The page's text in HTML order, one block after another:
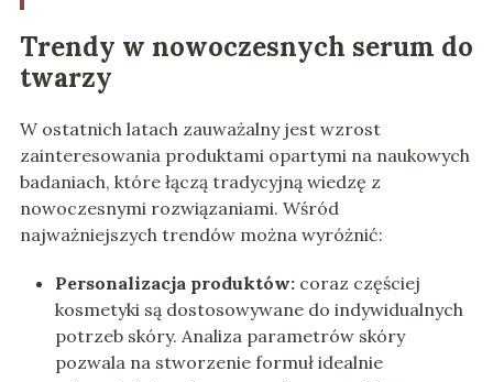
Trendy w nowoczesnych serum do
twarzy
W ostatnich latach zauważalny jest wzrost
zainteresowania produktami opartymi na naukowych
badaniach, które łączą tradycyjną wiedzę z
nowoczesnymi rozwiązaniami. Wśród
najważniejszych trendów można wyróżnić:
Personalizacja produktów:coraz częściej
kosmetyki są dostosowywane do indywidualnych
potrzeb skóry. Analiza parametrów skóry
pozwala na stworzenie formuł idealnie